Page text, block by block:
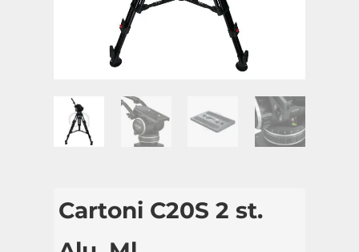
Cartoni C20S 2 st.